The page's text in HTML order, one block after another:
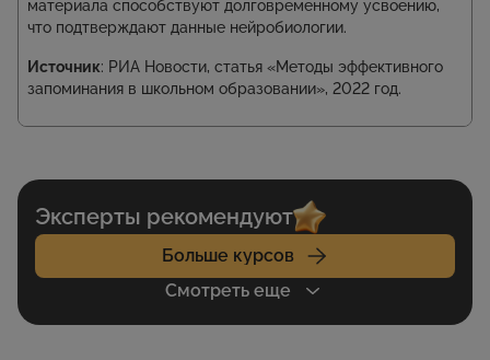
материала способствуют долговременному усвоению,
что подтверждают данные нейробиологии.
Источник: РИА Новости, статья «Методы эффективного
запоминания в школьном образовании», 2022 год.
Эксперты рекомендуют
Больше курсов
Смотреть еще